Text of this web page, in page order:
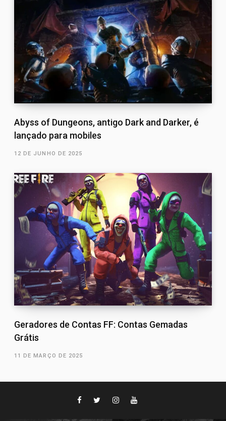
Abyss of Dungeons, antigo Dark and Darker, é
lançado para mobiles
12 DE JUNHO DE 2025
Geradores de Contas FF: Contas Gemadas
Grátis
11 DE MARÇO DE 2025